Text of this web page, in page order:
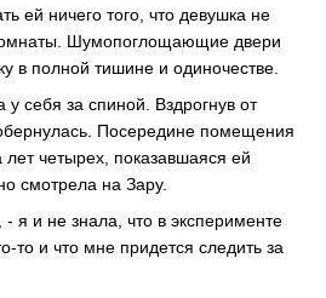
ей ничего того, что девушка не
Шумопоглощающие двери
в полной тишине и одиночестве.
себя за спиной. Вздрогнув от
Посередине помещения
четырех, показавшаяся ей
смотрела на Зару.
я и не знала, что в эксперименте
то и что мне придется следить за